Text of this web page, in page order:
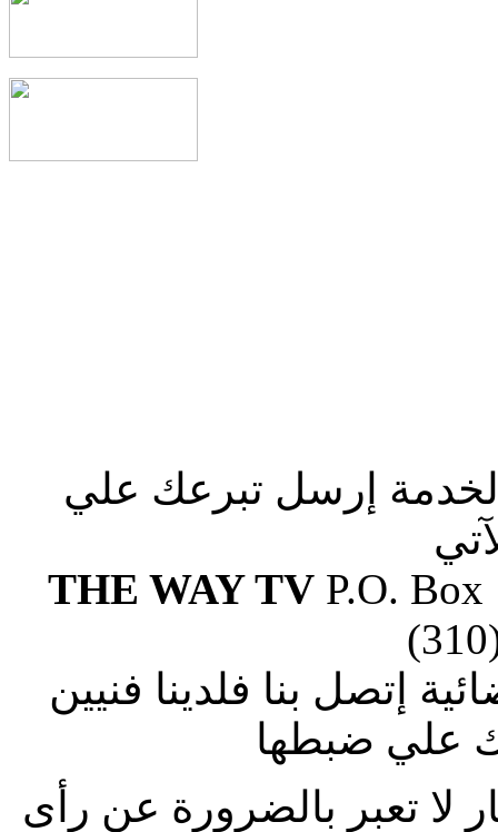
إرسل تبرعك علي
THE WAY TVP.O. Box
إتصل بنا فلدينا فنيين
علي ضبطها
لا تعبر بالضرورة عن رأى